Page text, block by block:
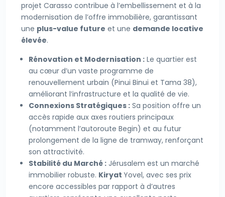
projet Carasso contribue à l’embellissement et à la
modernisation de l’offre immobilière, garantissant
une plus-value future et une demande locative
élevée.
Rénovation et Modernisation : Le quartier est
au cœur d’un vaste programme de
renouvellement urbain (Pinui Binui et Tama 38),
améliorant l’infrastructure et la qualité de vie.
Connexions Stratégiques : Sa position offre un
accès rapide aux axes routiers principaux
(notamment l’autoroute Begin) et au futur
prolongement de la ligne de tramway, renforçant
son attractivité.
Stabilité du Marché : Jérusalem est un marché
immobilier robuste. Kiryat Yovel, avec ses prix
encore accessibles par rapport à d’autres